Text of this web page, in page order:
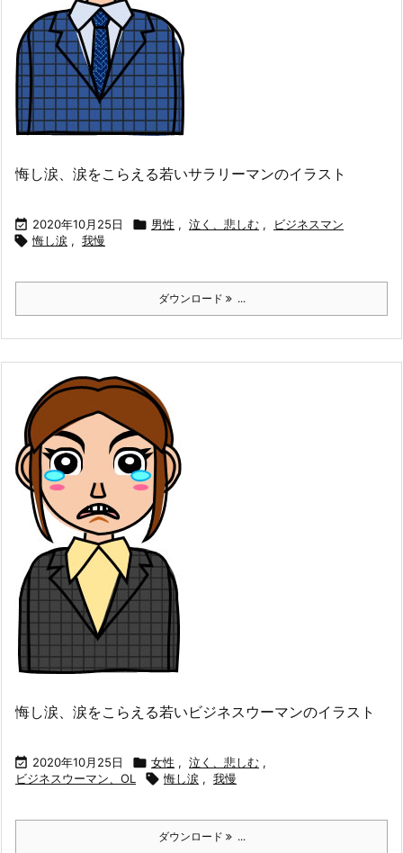
悔し涙、涙をこらえる若いサラリーマンのイラスト
 2020年10月25日  男性 , 泣く、悲しむ , ビジネスマン
 悔し涙 , 我慢
ダウンロード ...
悔し涙、涙をこらえる若いビジネスウーマンのイラスト
 2020年10月25日  女性 , 泣く、悲しむ ,
ビジネスウーマン、OL
 悔し涙 , 我慢
ダウンロード ...